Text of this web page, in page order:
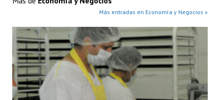
Más entradas en Economía y Negocios »